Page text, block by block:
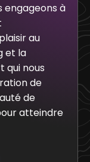
engageons à
au
et la
qui nous
de
de
atteindre